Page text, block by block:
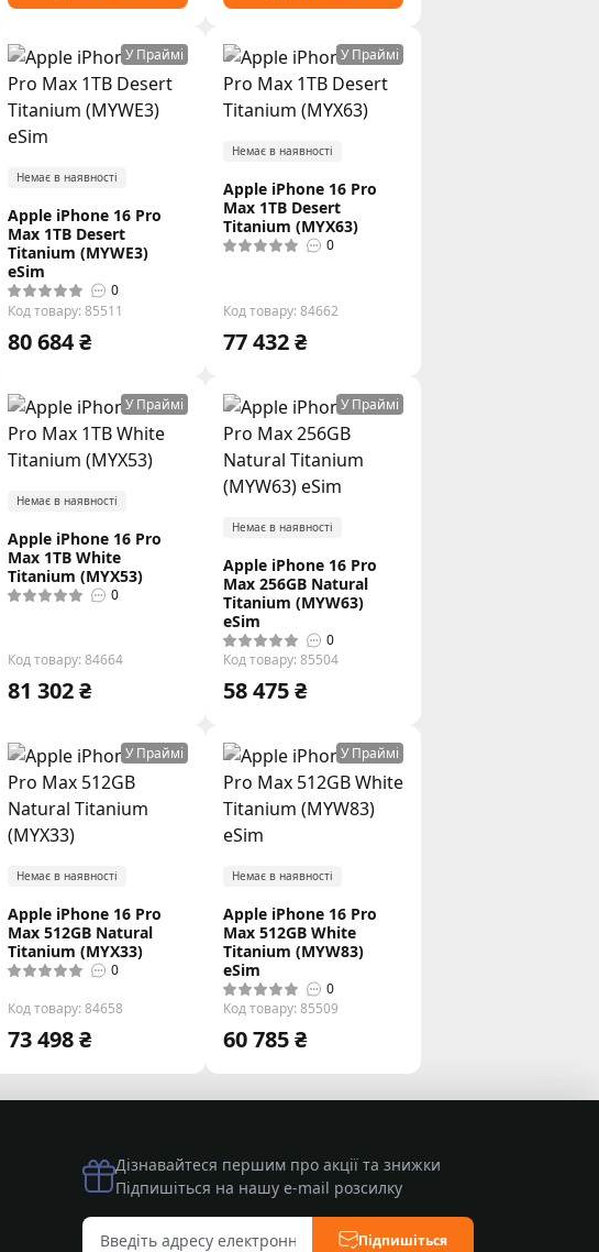
У Праймі
Немає в наявності
Apple iPhone 16 Pro
Max 1TB Desert
Titanium (MYWE3)
eSim
0
Код товару: 85511
80 684 ₴
У Праймі
Немає в наявності
Apple iPhone 16 Pro
Max 1TB Desert
Titanium (MYX63)
0
Код товару: 84662
77 432 ₴
У Праймі
Немає в наявності
Apple iPhone 16 Pro
Max 1TB White
Titanium (MYX53)
0
Код товару: 84664
81 302 ₴
У Праймі
Немає в наявності
Apple iPhone 16 Pro
Max 256GB Natural
Titanium (MYW63)
eSim
0
Код товару: 85504
58 475 ₴
У Праймі
Немає в наявності
Apple iPhone 16 Pro
Max 512GB Natural
Titanium (MYX33)
0
Код товару: 84658
73 498 ₴
У Праймі
Немає в наявності
Apple iPhone 16 Pro
Max 512GB White
Titanium (MYW83)
eSim
0
Код товару: 85509
60 785 ₴
Дізнавайтеся першим про акції та знижки
Підпишіться на нашу e-mail розсилку
Підпишіться